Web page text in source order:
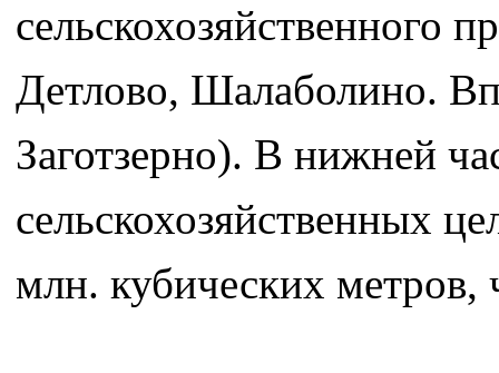
сельскохозяйственного
Детлово, Шалаболино.
Заготзерно). В нижней
сельскохозяй­ственных
млн. кубических метров,